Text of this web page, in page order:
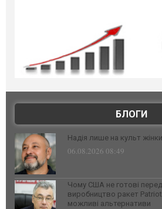
БЛОГИ
Надія лише на культ жінки
06.08.2026 08:49
Чому США не готові
виробництво ракет
можливі альтернативи